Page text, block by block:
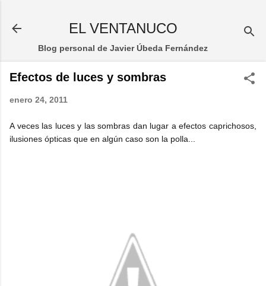
EL VENTANUCO
Blog personal de Javier Úbeda Fernández
Efectos de luces y sombras
enero 24, 2011
A veces las luces y las sombras dan lugar a efectos caprichosos,
ilusiones ópticas que en algún caso son la polla...